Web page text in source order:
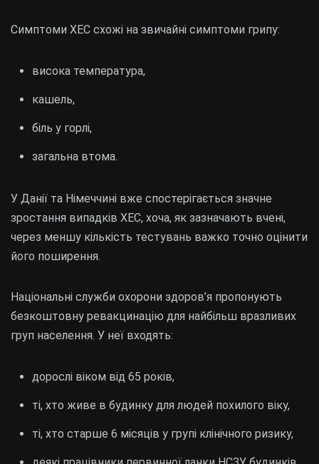
Симптоми XEC схожі на звичайні симптоми грипу:
висока температура,
кашель,
біль у горлі,
загальна втома.
У Данії та Німеччині вже спостерігається значне
зростання випадків XEC, хоча, як зазначають вчені,
через меншу кількість тестувань важко точно оцінити
його поширення.
Національні служби охорони здоров’я пропонують
безкоштовну ревакцинацію для найбільш вразливих
груп населення. У неї входять:
дорослі віком від 65 років,
ті, хто живе в будинку для людей похилого віку,
ті, хто старше 6 місяців у групі клінічного ризику,